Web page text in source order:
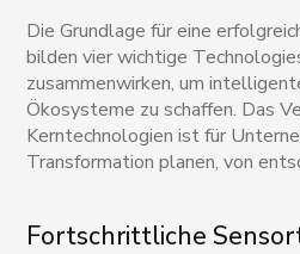
Die Grundlage für eine
bilden vier wichtige
zusammenwirken, um
Ökosysteme zu schaffen. Das
Kerntechnologien ist für
Transformation planen, von
Fortschrittliche